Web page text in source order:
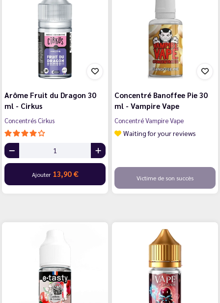
Arôme Fruit du Dragon 30
ml - Cirkus
Concentrés Cirkus
Ajouter 13,90 €
Concentré Banoffee Pie 30
ml - Vampire Vape
Concentré Vampire Vape
Waiting for your reviews
Victime de son succès